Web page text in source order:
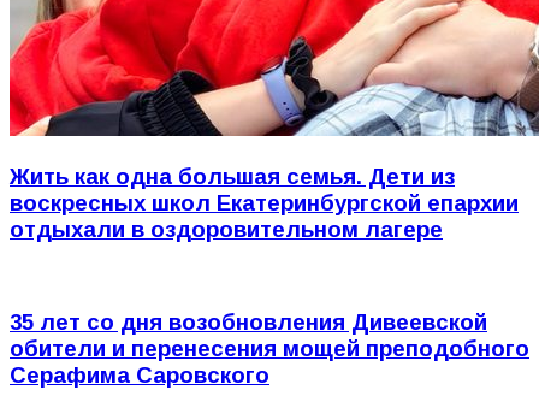
Жить как одна большая семья. Дети из
воскресных школ Екатеринбургской епархии
отдыхали в оздоровительном лагере
35 лет со дня возобновления Дивеевской
обители и перенесения мощей преподобного
Серафима Саровского